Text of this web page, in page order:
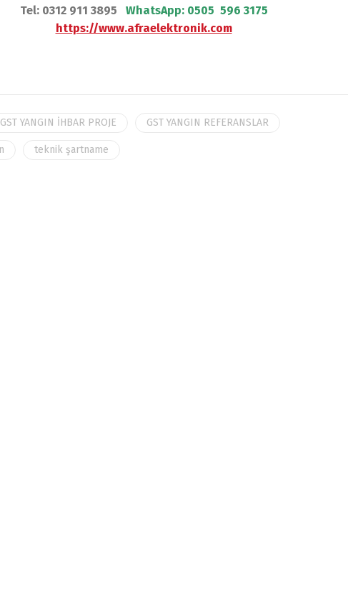
Tel: 0312 911 3895 WhatsApp: 0505 596 3175
https://www.afraelektronik.com
GST YANGIN İHBAR PROJE GST YANGIN REFERANSLAR
teknik şartname